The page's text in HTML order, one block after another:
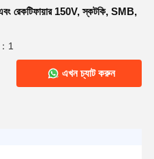
রেকটিফায়ার 150V, স্কটকি, SMB,
1
এখন চ্যাট করুন